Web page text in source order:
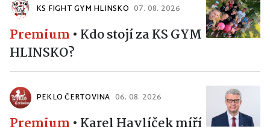
KS FIGHT GYM HLINSKO 07. 08. 2026
Premium • Kdo stojí za KS GYM
HLINSKO?
PEKLO ČERTOVINA 06. 08. 2026
Premium • Karel Havlíček míří